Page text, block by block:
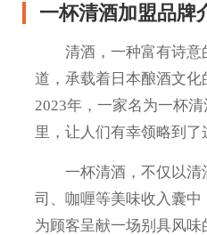
一杯清酒加盟品牌
清酒，一种富有诗意
道，承载着日本酿酒文化
2023年，一家名为一杯
里，让人们有幸领略到了
一杯清酒，不仅以清
司、咖喱等美味收入囊中
为顾客呈献一场别具风味